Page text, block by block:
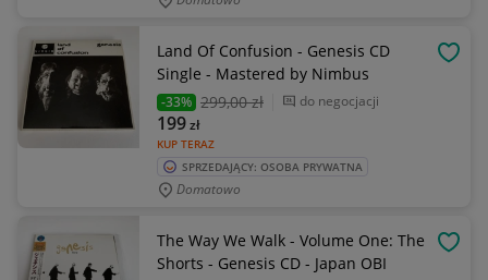
Land Of Confusion - Genesis CD
Single - Mastered by Nimbus
-33% 299,00 zł do negocjacji
KUP TERAZ
199zł
SPRZEDAJĄCY: OSOBA PRYWATNA
Domatowo
The Way We Walk - Volume One: The
Shorts - Genesis CD - Japan OBI